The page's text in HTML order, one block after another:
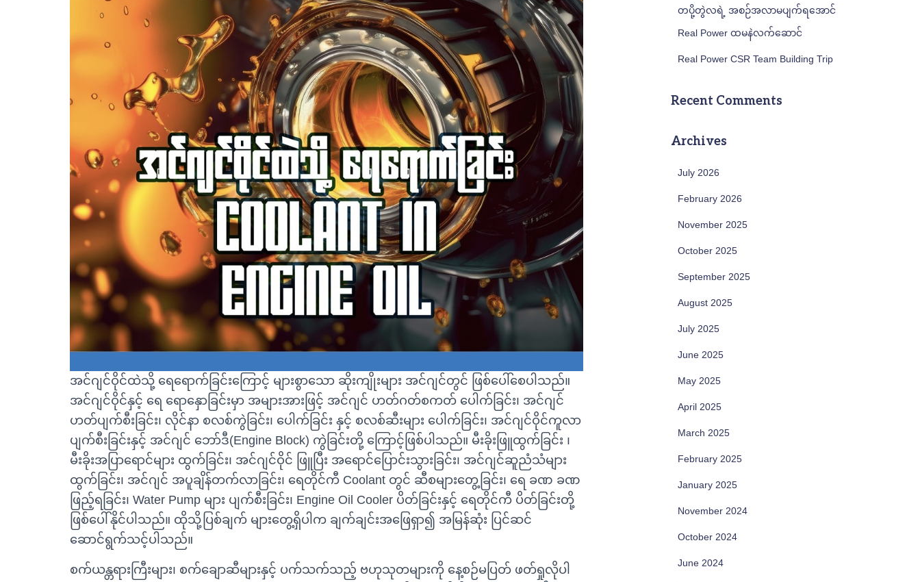
အင်ဂျင်ဝိုင်ထဲသို့ ရေရောက်ခြင်းကြောင့် များစွာသော ဆိုးကျိုးများ အင်ဂျင်တွင် ဖြစ်ပေါ်စေပါသည်။
အင်ဂျင်ဝိုင်နှင့် ရေ ရောနှောခြင်းမှာ အများအားဖြင့် အင်ဂျင် ဟတ်ဂတ်စကတ် ပေါက်ခြင်း၊ အင်ဂျင်
ဟတ်ပျက်စီးခြင်း၊ လိုင်နာ စလစ်ကွဲခြင်း၊ ပေါက်ခြင်း နှင့် စလစ်ဆီးများ ပေါက်ခြင်း၊ အင်ဂျင်ဝိုင်ကူလာ
ပျက်စီးခြင်းနှင့် အင်ဂျင် ဘော်ဒီ(Engine Block) ကွဲခြင်းတို့ ကြောင့်ဖြစ်ပါသည်။ မီးခိုးဖြူထွက်ခြင်း ၊
မီးခိုးအပြာရောင်များ ထွက်ခြင်း၊ အင်ဂျင်ဝိုင် ဖြူပြီး အရောင်ပြောင်းသွားခြင်း၊ အင်ဂျင်ဆူညံသံများ
ထွက်ခြင်း၊ အင်ဂျင် အပူချိန်တက်လာခြင်း၊ ရေတိုင်ကီ Coolant တွင် ဆီစများတွေ့ခြင်း၊ ရေ ခဏ ခဏ
ဖြည့်ရခြင်း၊ Water Pump များ ပျက်စီးခြင်း၊ Engine Oil Cooler ပိတ်ခြင်းနှင့် ရေတိုင်ကီ ပိတ်ခြင်းတို့
ဖြစ်ပေါ်နိုင်ပါသည်။ ထိုသို့ပြစ်ချက် များတွေ့ရှိပါက ချက်ချင်းအဖြေရှာ၍ အမြန်ဆုံး ပြင်ဆင်
ဆောင်ရွက်သင့်ပါသည်။
စက်ယန္တရားကြီးများ၊ စက်ချောဆီများနှင့် ပက်သက်သည့် ဗဟုသုတများကို နေ့စဉ်မပြတ် ဖတ်ရှုလိုပါ
တပို့တွဲလရဲ့ အစဉ်အလာမပျက်ရအောင်
Real Power ထမနဲလက်ဆောင်
Real Power CSR Team Building Trip
Recent Comments
Archives
July 2026
February 2026
November 2025
October 2025
September 2025
August 2025
July 2025
June 2025
May 2025
April 2025
March 2025
February 2025
January 2025
November 2024
October 2024
June 2024